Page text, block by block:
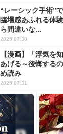
“レーシック手術”
臨場感あふれる体
ら間違いな...
2026.07.30
【漫画】「浮気を
あげる～後悔する
め読み
2026.07.31